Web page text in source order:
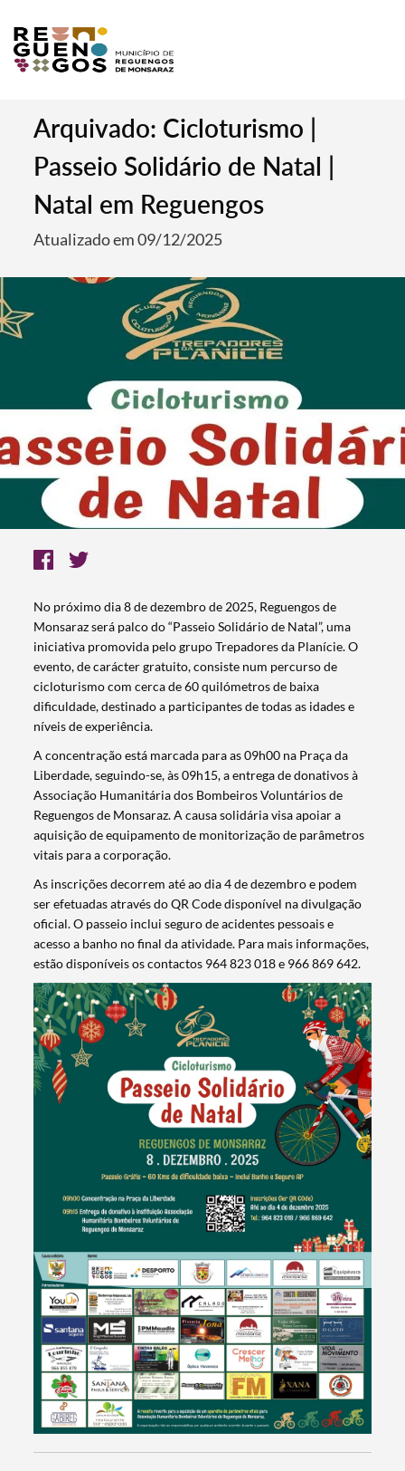
Arquivado: Cicloturismo |
Passeio Solidário de Natal |
Natal em Reguengos
Atualizado em 09/12/2025
No próximo dia 8 de dezembro de 2025, Reguengos de
Monsaraz será palco do “Passeio Solidário de Natal”, uma
iniciativa promovida pelo grupo Trepadores da Planície. O
evento, de carácter gratuito, consiste num percurso de
cicloturismo com cerca de 60 quilómetros de baixa
dificuldade, destinado a participantes de todas as idades e
níveis de experiência.
A concentração está marcada para as 09h00 na Praça da
Liberdade, seguindo-se, às 09h15, a entrega de donativos à
Associação Humanitária dos Bombeiros Voluntários de
Reguengos de Monsaraz. A causa solidária visa apoiar a
aquisição de equipamento de monitorização de parâmetros
vitais para a corporação.
As inscrições decorrem até ao dia 4 de dezembro e podem
ser efetuadas através do QR Code disponível na divulgação
oficial. O passeio inclui seguro de acidentes pessoais e
acesso a banho no final da atividade. Para mais informações,
estão disponíveis os contactos 964 823 018 e 966 869 642.